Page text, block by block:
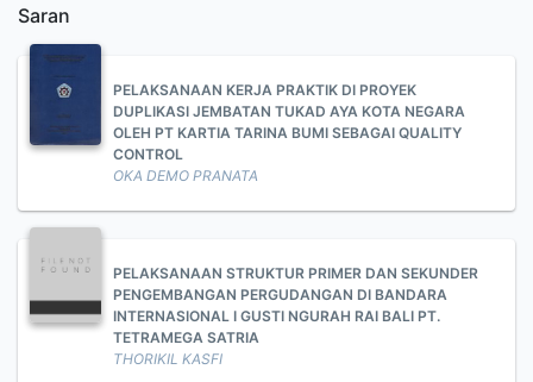
Saran
PELAKSANAAN KERJA PRAKTIK DI PROYEK
DUPLIKASI JEMBATAN TUKAD AYA KOTA NEGARA
OLEH PT KARTIA TARINA BUMI SEBAGAI QUALITY
CONTROL
OKA DEMO PRANATA
PELAKSANAAN STRUKTUR PRIMER DAN SEKUNDER
PENGEMBANGAN PERGUDANGAN DI BANDARA
INTERNASIONAL I GUSTI NGURAH RAI BALI PT.
TETRAMEGA SATRIA
THORIKIL KASFI